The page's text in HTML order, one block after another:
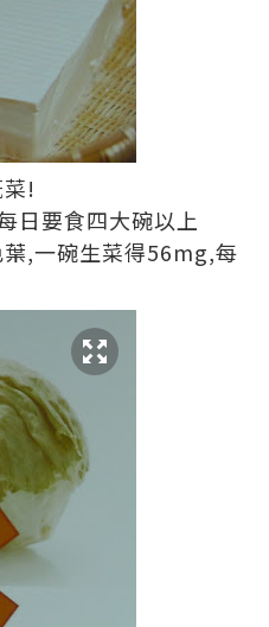
!
日要食四大碗以上
,一碗生菜得56mg,每